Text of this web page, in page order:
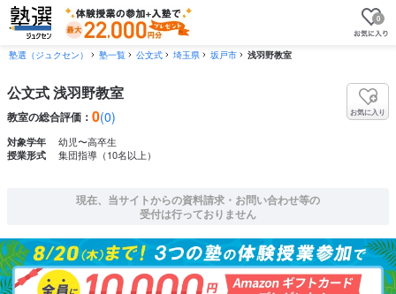
0
塾選（ジュクセン） 塾一覧 公文式 埼玉県 坂戸市 浅羽野教室
公文式 浅羽野教室
教室の総合評価： 0(0) お気に入り
対象学年 幼児〜高卒生
授業形式 集団指導（10名以上）
現在、当サイトからの資料請求・お問い合わせ等の
受付は行っておりません